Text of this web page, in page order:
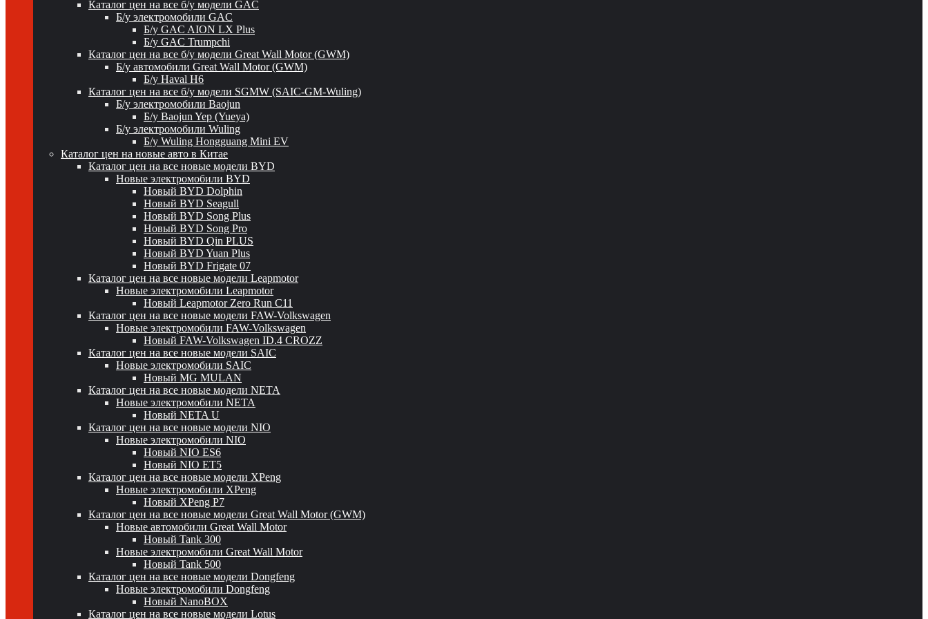
Каталог цен на все б/у модели GAC
Б/у электромобили GAC
Б/у GAC AION LX Plus
Б/у GAC Trumpchi
Каталог цен на все б/у модели Great Wall Motor (GWM)
Б/у автомобили Great Wall Motor (GWM)
Б/у Haval H6
Каталог цен на все б/у модели SGMW (SAIC-GM-Wuling)
Б/у электромобили Baojun
Б/у Baojun Yep (Yueya)
Б/у электромобили Wuling
Б/у Wuling Hongguang Mini EV
Каталог цен на новые авто в Китае
Каталог цен на все новые модели BYD
Новые электромобили BYD
Новый BYD Dolphin
Новый BYD Seagull
Новый BYD Song Plus
Новый BYD Song Pro
Новый BYD Qin PLUS
Новый BYD Yuan Plus
Новый BYD Frigate 07
Каталог цен на все новые модели Leapmotor
Новые электромобили Leapmotor
Новый Leapmotor Zero Run C11
Каталог цен на все новые модели FAW-Volkswagen
Новые электромобили FAW-Volkswagen
Новый FAW-Volkswagen ID.4 CROZZ
Каталог цен на все новые модели SAIC
Новые электромобили SAIC
Новый MG MULAN
Каталог цен на все новые модели NETA
Новые электромобили NETA
Новый NETA U
Каталог цен на все новые модели NIO
Новые электромобили NIO
Новый NIO ES6
Новый NIO ET5
Каталог цен на все новые модели XPeng
Новые электромобили XPeng
Новый XPeng P7
Каталог цен на все новые модели Great Wall Motor (GWM)
Новые автомобили Great Wall Motor
Новый Tank 300
Новые электромобили Great Wall Motor
Новый Tank 500
Каталог цен на все новые модели Dongfeng
Новые электромобили Dongfeng
Новый NanoBOX
Каталог цен на все новые модели Lotus